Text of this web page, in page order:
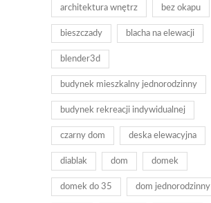
architektura wnętrz bez okapu
bieszczady blacha na elewacji
blender3d
budynek mieszkalny jednorodzinny
budynek rekreacji indywidualnej
czarny dom deska elewacyjna
diablak dom domek
domek do 35 dom jednorodzinny